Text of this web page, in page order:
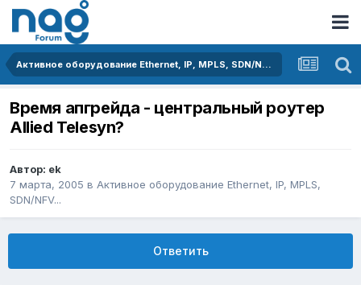
Активное оборудование Ethernet, IP, MPLS, SDN/NFV...
Время апгрейда - центральный роутер
Allied Telesyn?
Автор: ek
7 марта, 2005 в Активное оборудование Ethernet, IP, MPLS,
SDN/NFV...
Ответить